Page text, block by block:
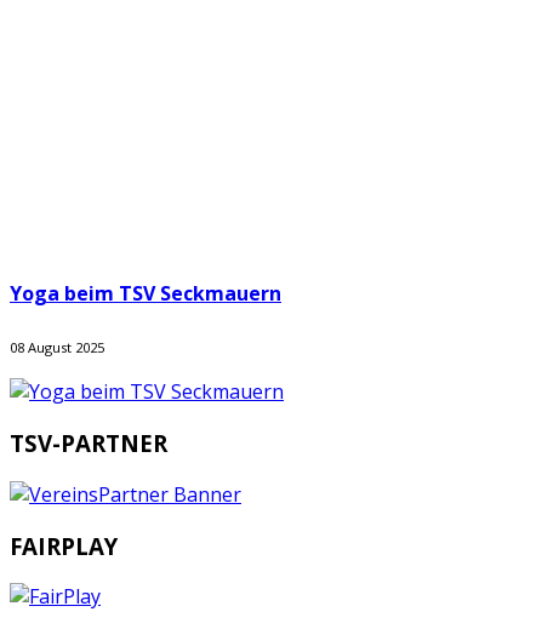
Yoga beim TSV Seckmauern
08 August 2025
TSV-PARTNER
FAIRPLAY